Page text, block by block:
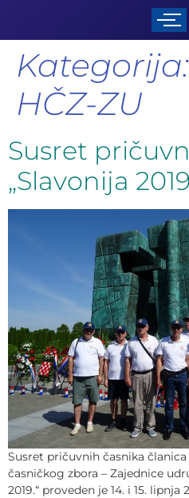
Kategorija:
HČZ-ZU
Susret
„Slavonija
Susret pričuvnih časnika
časničkog zbora – Zajednice
2019.“ proveden je 14. i 15. lipnja